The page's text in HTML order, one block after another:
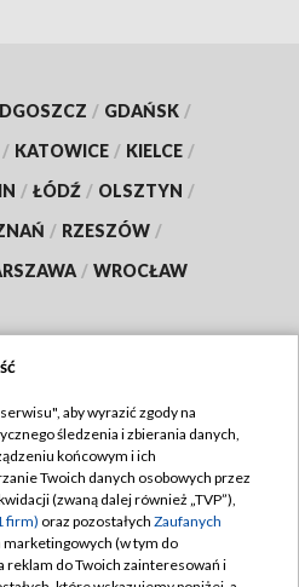
/ GDAŃSK /
/ KATOWICE / KIELCE /
/ ŁÓDŹ / OLSZTYN /
/ RZESZÓW /
/ WROCŁAW
TVP
TVP
prywatności
zgody
aby wyrazić zgody na
śledzenia i zbierania danych,
końcowym i ich
Twoich danych osobowych przez
(zwaną dalej również „TVP”),
firm) oraz pozostałych Zaufanych
marketingowych (w tym do
reklam do Twoich zainteresowań i